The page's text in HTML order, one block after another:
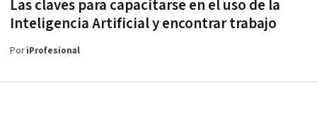
Las claves para capacitarse en el uso de la
Inteligencia Artificial y encontrar trabajo
PoriProfesional